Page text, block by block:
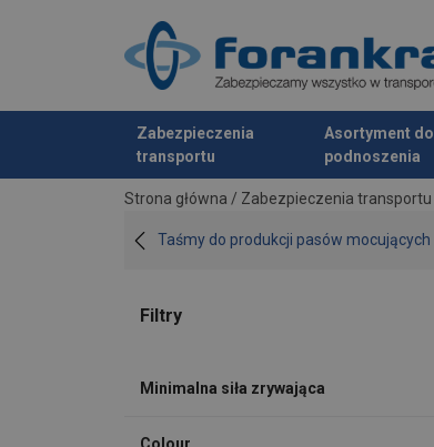
Zabezpieczenia
transportu
Asortyment do
podnoszenia
Dodano do zapytania
Strona główna / Zabezpieczenia transportu
Taśmy do produkcji pasów mocujących
Filtry
Minimalna siła zrywająca